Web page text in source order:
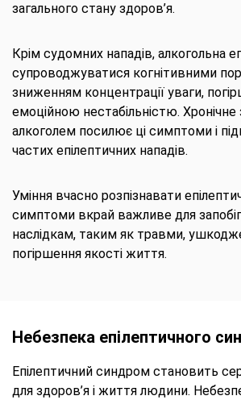
загального стану здоров’я.
Крім судомних нападів, алкогольна
супроводжуватися когнітивними
зниженням концентрації уваги,
емоційною нестабільністю.
алкоголем посилює ці симптоми і
частих епілептичних нападів.
Уміння вчасно розпізнавати
симптоми вкрай важливе для
наслідкам, таким як травми,
погіршення якості життя.
Небезпека епілептичного
Епілептичний синдром становить
для здоров’я і життя людини.